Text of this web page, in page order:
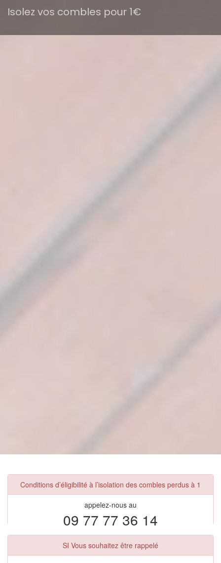
Isolez vos combles pour 1€
Conditions d’éligibilité à l’isolation des combles perdus à 1
appelez-nous au
09 77 77 36 14
SI Vous souhaitez être rappelé